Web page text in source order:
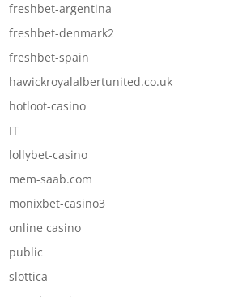
freshbet-argentina
freshbet-denmark2
freshbet-spain
hawickroyalalbertunited.co.uk
hotloot-casino
IT
lollybet-casino
mem-saab.com
monixbet-casino3
online casino
public
slottica